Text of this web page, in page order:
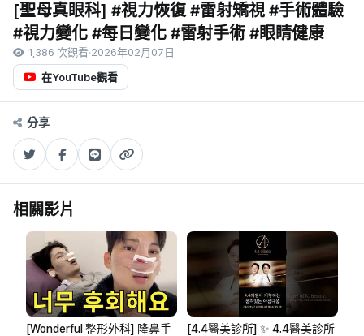
[聖母真眼科] #視力恢復 #雷射矯視 #手術體驗
#視力變化 #每日變化 #雷射手術 #眼睛健康
1,386 次觀看·2026年02月07日
在YouTube觀看
分享
相關影片
[Wonderful 整形外科] 隆鼻手
[4.4醫美診所] ✨ 4.4醫美診所